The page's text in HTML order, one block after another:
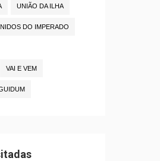
UNIÃO DA ILHA
DO IMPERADO
VAI E VEM